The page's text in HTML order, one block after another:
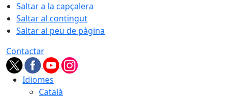
Saltar a la capçalera
Saltar al contingut
Saltar al peu de pàgina
Contactar
Idiomes
Català